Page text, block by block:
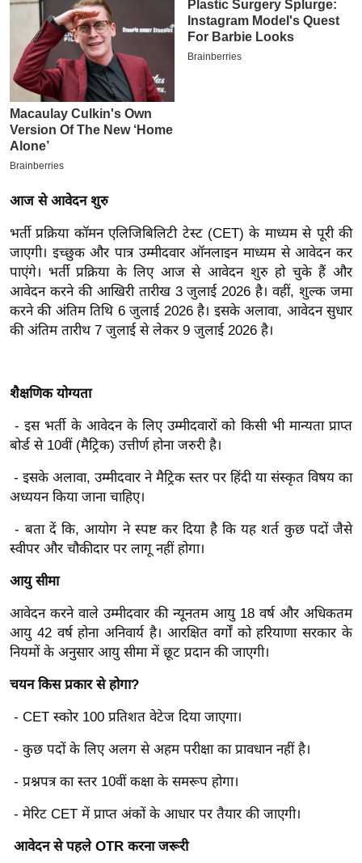
ई
-
पे
प
र
सा
बे
मि
सा
ल
य
यं
इं
डि
सा
त्य
ज
ग
त
ऑ
व
न्यू
ज
ब्री
म
आज से आवेदन शुरु
भर्ती प्रक्रिया कॉमन एलिजिबिलिटी टेस्ट (CET) के माध्यम से पूरी की
जाएगी। इच्छुक और पात्र उम्मीदवार ऑनलाइन माध्यम से आवेदन कर
पाएंगे। भर्ती प्रक्रिया के लिए आज से आवेदन शुरु हो चुके हैं और
आवेदन करने की आखिरी तारीख 3 जुलाई 2026 है। वहीं, शुल्क जमा
करने की अंतिम तिथि 6 जुलाई 2026 है। इसके अलावा, आवेदन सुधार
की अंतिम तारीथ 7 जुलाई से लेकर 9 जुलाई 2026 है।
शैक्षणिक योग्यता
- इस भर्ती के आवेदन के लिए उम्मीदवारों को किसी भी मान्यता प्राप्त
बोर्ड से 10वीं (मैट्रिक) उत्तीर्ण होना जरुरी है।
- इसके अलावा, उम्मीदवार ने मैट्रिक स्तर पर हिंदी या संस्कृत विषय का
अध्ययन किया जाना चाहिए।
- बता दें कि, आयोग ने स्पष्ट कर दिया है कि यह शर्त कुछ पदों जैसे
स्वीपर और चौकीदार पर लागू नहीं होगा।
आयु सीमा
आवेदन करने वाले उम्मीदवार की न्यूनतम आयु 18 वर्ष और अधिकतम
आयु 42 वर्ष होना अनिवार्य है। आरक्षित वर्गों को हरियाणा सरकार के
नियमों के अनुसार आयु सीमा में छूट प्रदान की जाएगी।
चयन किस प्रकार से होगा?
- CET स्कोर 100 प्रतिशत वेटेज दिया जाएगा।
- कुछ पदों के लिए अलग से अहम परीक्षा का प्रावधान नहीं है।
- प्रश्नपत्र का स्तर 10वीं कक्षा के समरूप होगा।
- मेरिट CET में प्राप्त अंकों के आधार पर तैयार की जाएगी।
आवेदन से पहले OTR करना जरूरी